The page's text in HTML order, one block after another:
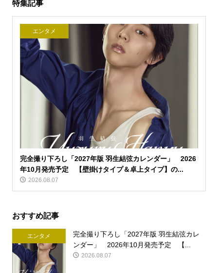
特集記事
エンタメ
完全撮り下ろし「2027年版 羽生結弦カレンダー」 2026
年10月発売予定 【壁掛けタイプ＆卓上タイプ】の...
2026.08.07
おすすめ記事
エンタメ
完全撮り下ろし「2027年版 羽生結弦カレ
ンダー」 2026年10月発売予定 【...
2026.08.07